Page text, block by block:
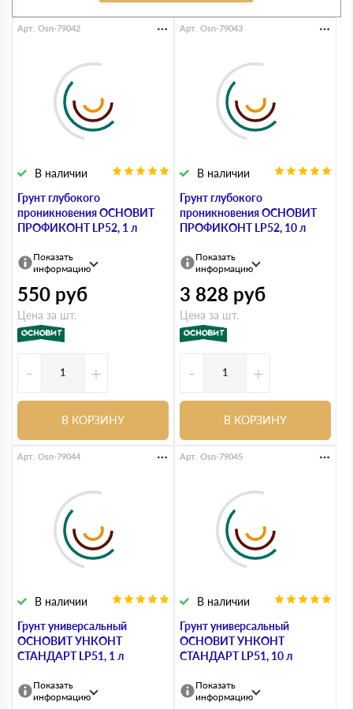
Грунт глубокого
проникновения ОСНОВИТ
ПРОФИКОНТ LP52, 1 л
В наличии
Арт. Osn-79042
Показать
информацию
550 руб
Цена за шт.
- +
В КОРЗИНУ
Грунт глубокого
проникновения ОСНОВИТ
ПРОФИКОНТ LP52, 10 л
В наличии
Арт. Osn-79043
Показать
информацию
3 828 руб
Цена за шт.
- +
В КОРЗИНУ
Грунт универсальный
ОСНОВИТ УНКОНТ
СТАНДАРТ LP51, 1 л
В наличии
Арт. Osn-79044
Показать
информацию
Грунт универсальный
ОСНОВИТ УНКОНТ
СТАНДАРТ LP51, 10 л
В наличии
Арт. Osn-79045
Показать
информацию